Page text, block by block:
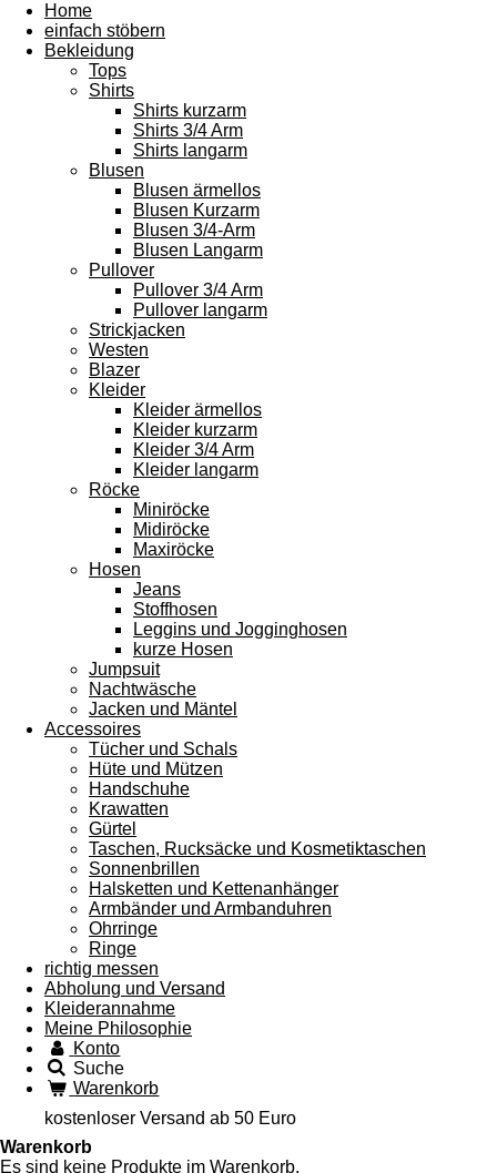
Home
einfach stöbern
Bekleidung
Tops
Shirts
Shirts kurzarm
Shirts 3/4 Arm
Shirts langarm
Blusen
Blusen ärmellos
Blusen Kurzarm
Blusen 3/4-Arm
Blusen Langarm
Pullover
Pullover 3/4 Arm
Pullover langarm
Strickjacken
Westen
Blazer
Kleider
Kleider ärmellos
Kleider kurzarm
Kleider 3/4 Arm
Kleider langarm
Röcke
Miniröcke
Midiröcke
Maxiröcke
Hosen
Jeans
Stoffhosen
Leggins und Jogginghosen
kurze Hosen
Jumpsuit
Nachtwäsche
Jacken und Mäntel
Accessoires
Tücher und Schals
Hüte und Mützen
Handschuhe
Krawatten
Gürtel
Taschen, Rucksäcke und Kosmetiktaschen
Sonnenbrillen
Halsketten und Kettenanhänger
Armbänder und Armbanduhren
Ohrringe
Ringe
richtig messen
Abholung und Versand
Kleiderannahme
Meine Philosophie
Konto
Suche
Warenkorb
kostenloser Versand ab 50 Euro
Warenkorb
Es sind keine Produkte im Warenkorb.